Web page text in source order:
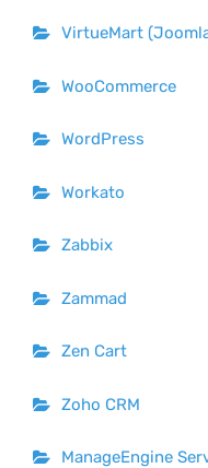
VirtueMart
WooCommerce
WordPress
Workato
Zabbix
Zammad
Zen Cart
Zoho CRM
ManageEngine